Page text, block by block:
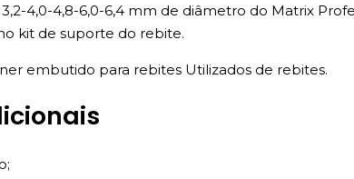
4,0-4,8-6,0-6,4 mm de diâmetro do Matrix
kit de suporte do rebite.
embutido para rebites Utilizados de rebites.